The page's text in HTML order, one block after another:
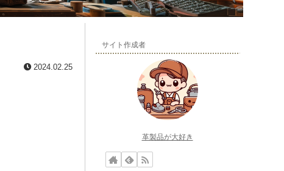
2024.02.25
サイト作成者
革製品が大好き